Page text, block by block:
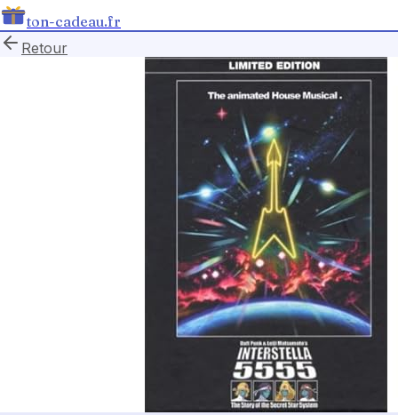
ton-cadeau.fr
Retour